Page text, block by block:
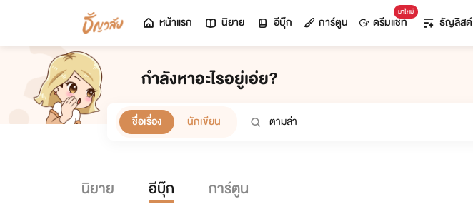
หน้าแรก นิยาย อีบุ๊ก การ์ตูน
มาใหม่
ดรีมแชท ธัญลิสต์
กำลังหาอะไรอยู่เอ่ย?
ชื่อเรื่อง นักเขียน
นิยาย อีบุ๊ก การ์ตูน